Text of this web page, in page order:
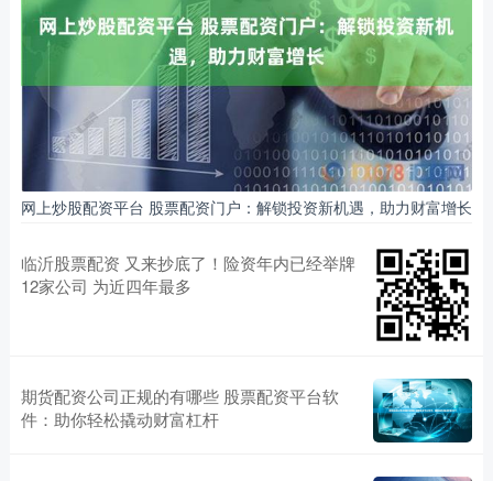
网上炒股配资平台 股票配资门户：解锁投资新机遇，助力财富增长
临沂股票配资 又来抄底了！险资年内已经举牌
12家公司 为近四年最多
期货配资公司正规的有哪些 股票配资平台软
件：助你轻松撬动财富杠杆